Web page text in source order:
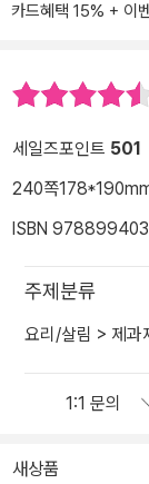
카드혜택 15% + 이
세일즈포인트 501
240쪽
ISBN
주제분류
요리/살림 > 제과
새상품